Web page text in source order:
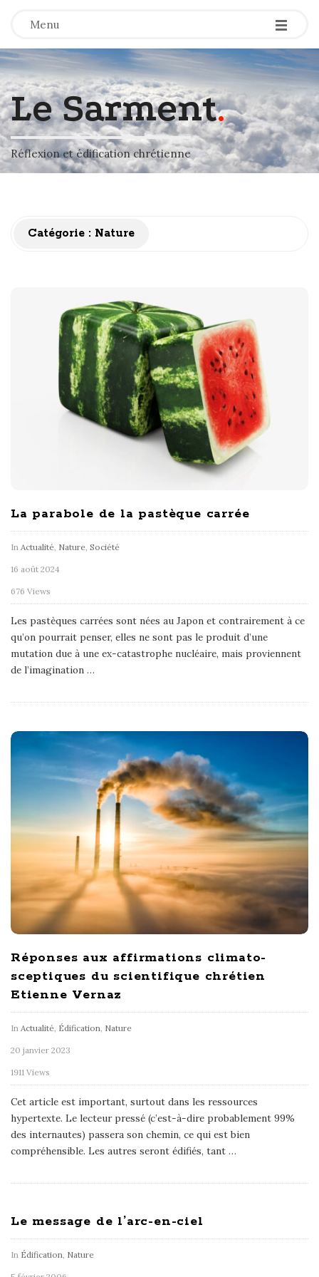
Menu -
-
-
Le Sarment.
Réflexion et édification chrétienne
Catégorie : Nature
La parabole de la pastèque carrée
In Actualité Nature Société
16 août 2024
676 Views
Les pastèques carrées sont nées au Japon et contrairement à ce
qu’on pourrait penser, elles ne sont pas le produit d’une
mutation due à une ex-catastrophe nucléaire, mais proviennent
de l’imagination …
Réponses aux affirmations climato-
sceptiques du scientifique chrétien
Etienne Vernaz
In Actualité Édification Nature
20 janvier 2023
1911 Views
Cet article est important, surtout dans les ressources
hypertexte. Le lecteur pressé (c’est-à-dire probablement 99%
des internautes) passera son chemin, ce qui est bien
compréhensible. Les autres seront édifiés, tant …
Le message de l’arc-en-ciel
In Édification, Nature